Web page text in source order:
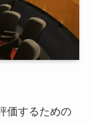
価するための